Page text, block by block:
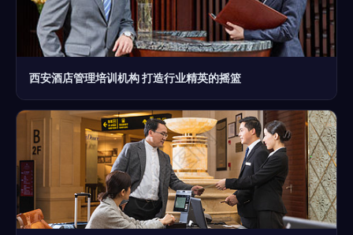
西安酒店管理培训机构 打造行业精英的摇篮